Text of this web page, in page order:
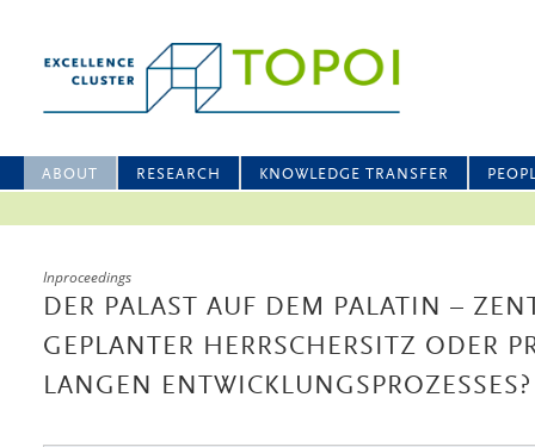
ABOUT RESEARCH KNOWLEDGE TRANSFER
Inproceedings
DER PALAST AUF DEM PALATIN –
GEPLANTER HERRSCHERSITZ ODER
LANGEN ENTWICKLUNGSPROZESSES?